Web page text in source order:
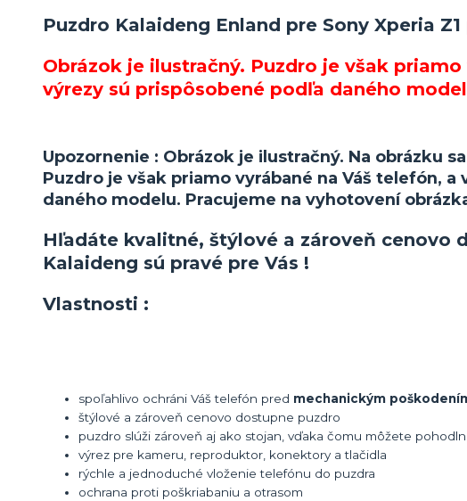
Puzdro Kalaideng Enland pre Sony Xperia Z1
Obrázok je ilustračný. Puzdro je však
výrezy sú prispôsobené podľa daného
Upozornenie : Obrázok je ilustračný. Na obrázku
Puzdro je však priamo vyrábané na Váš telefón,
daného modelu. Pracujeme na vyhotovení
Hľadáte kvalitné, štýlové a zároveň cenovo
Kalaideng sú pravé pre Vás !
Vlastnosti :
spoľahlivo ochráni Váš telefón pred mechanickým
štýlové a zároveň cenovo dostupne puzdro
puzdro slúži zároveň aj ako stojan, vďaka čomu môžete
výrez pre kameru, reproduktor, konektory a tlačidla
rýchle a jednoduché vloženie telefónu do puzdra
ochrana proti poškriabaniu a otrasom